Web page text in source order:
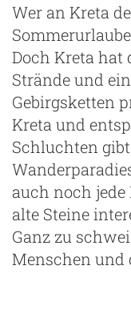
Wer an Kreta
Doch Kreta hat
Strände und
Gebirgsketten
Kreta und
Schluchten
auch noch
alte Steine
Ganz zu
Menschen und